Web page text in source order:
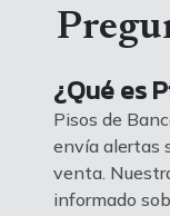
¿Qué es
Pisos de
envía alertas
venta.
informado